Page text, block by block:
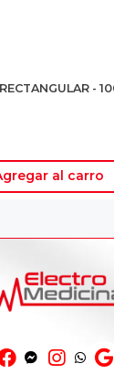
-
al carro